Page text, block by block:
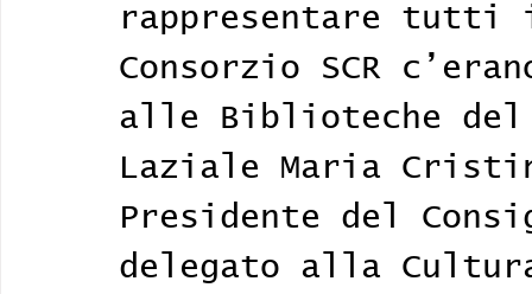
rappresentare tutti
Consorzio SCR
alle Biblioteche del
Laziale Maria
Presidente del
delegato alla